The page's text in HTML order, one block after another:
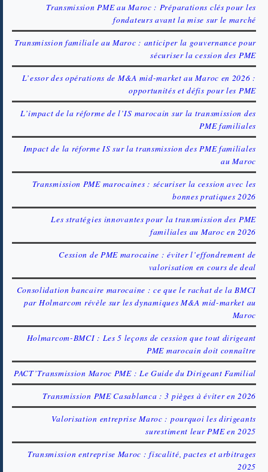
Transmission PME au Maroc : Préparations clés pour les
fondateurs avant la mise sur le marché
Transmission familiale au Maroc : anticiper la gouvernance pour
sécuriser la cession des PME
L’essor des opérations de M&A mid-market au Maroc en 2026 :
opportunités et défis pour les PME
L’impact de la réforme de l’IS marocain sur la transmission des
PME familiales
Impact de la réforme IS sur la transmission des PME familiales
au Maroc
Transmission PME marocaines : sécuriser la cession avec les
bonnes pratiques 2026
Les stratégies innovantes pour la transmission des PME
familiales au Maroc en 2026
Cession de PME marocaine : éviter l’effondrement de
valorisation en cours de deal
Consolidation bancaire marocaine : ce que le rachat de la BMCI
par Holmarcom révèle sur les dynamiques M&A mid-market au
Maroc
Holmarcom-BMCI : Les 5 leçons de cession que tout dirigeant
PME marocain doit connaître
PACT’Transmission Maroc PME : Le Guide du Dirigeant Familial
Transmission PME Casablanca : 3 pièges à éviter en 2026
Valorisation entreprise Maroc : pourquoi les dirigeants
surestiment leur PME en 2025
Transmission entreprise Maroc : fiscalité, pactes et arbitrages
2025